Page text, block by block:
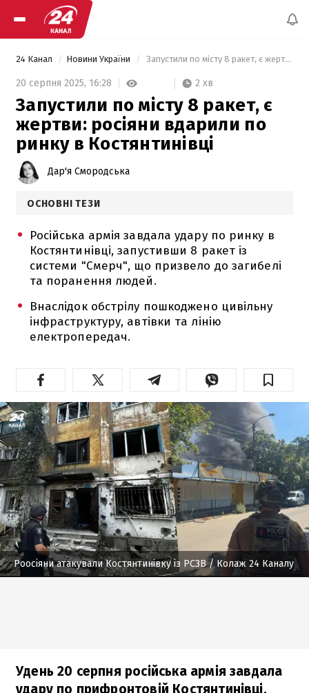
24 Канал Новини України Запустили по місту 8 ракет, є жертви: росіяни вдарили по ринку в Костянтинівці
20 серпня 2025, 16:28 2 хв
Запустили по місту 8 ракет, є
жертви: росіяни вдарили по
ринку в Костянтинівці
Дар'я Смородська
ОСНОВНІ ТЕЗИ
Російська армія завдала удару по ринку в
Костянтинівці, запустивши 8 ракет із
системи "Смерч", що призвело до загибелі
та поранення людей.
Внаслідок обстрілу пошкоджено цивільну
інфраструктуру, автівки та лінію
електропередач.
Роосіяни атакували Костянтинівку із РСЗВ/ Колаж 24 Каналу
Удень 20 серпня російська армія завдала
удару по прифронтовій Костянтинівці.